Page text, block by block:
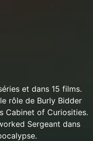
et dans 15 films.
rôle de Burly Bidder
Cabinet of Curiosities.
Sergeant dans